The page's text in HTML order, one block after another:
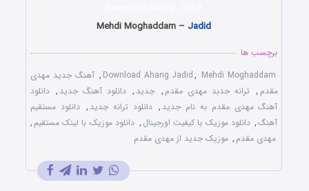
Mehdi Moghaddam – Jadid
برچسب ها
Download Ahang Jadid, Mehdi Moghaddam
, آهنگ جدید مهدی
مقدم , ترانه جدبد مهدی مقدم , جدید , دانلود آهنگ جدید , دانلود
آهنگ مهدی مقدم به نام جدید , دانلود ترانه جدید , دانلود مستقیم
آهنگ, دانلود موزیک با کیفیت اورجینال , دانلود موزیک با لینک مستقیم ,
مهدی مقدم , موزیک جدید از مهدی مقدم